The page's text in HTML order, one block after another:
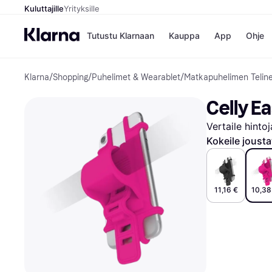
KuluttajilleYrityksille
Tutustu Klarnaan Kauppa
Kaupat
Gigantti
H&M
Peten
Wolt
App Ohje
Klarna/Shopping/Puhelimet & Wearablet/Matkapuhelimen
Celly
Vertaile
Kokeile
11,16 €